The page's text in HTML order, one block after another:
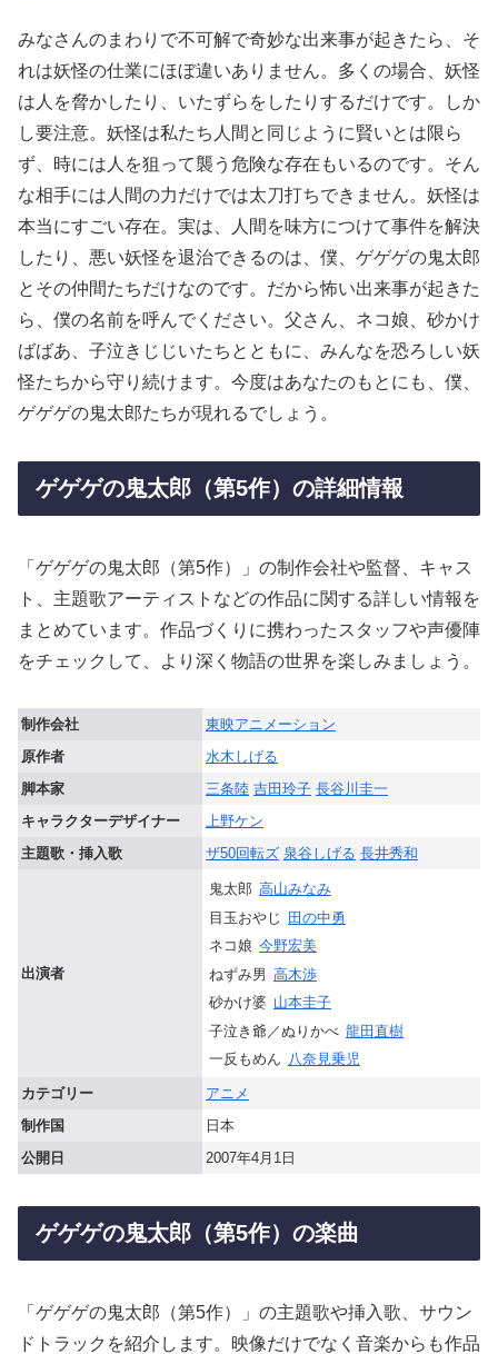
みなさんのまわりで不可解で奇妙な出来事が起きたら、そ
れは妖怪の仕業にほぼ違いありません。多くの場合、妖怪
は人を脅かしたり、いたずらをしたりするだけです。しか
し要注意。妖怪は私たち人間と同じように賢いとは限ら
ず、時には人を狙って襲う危険な存在もいるのです。そん
な相手には人間の力だけでは太刀打ちできません。妖怪は
本当にすごい存在。実は、人間を味方につけて事件を解決
したり、悪い妖怪を退治できるのは、僕、ゲゲゲの鬼太郎
とその仲間たちだけなのです。だから怖い出来事が起きた
ら、僕の名前を呼んでください。父さん、ネコ娘、砂かけ
ばばあ、子泣きじじいたちとともに、みんなを恐ろしい妖
怪たちから守り続けます。今度はあなたのもとにも、僕、
ゲゲゲの鬼太郎たちが現れるでしょう。
ゲゲゲの鬼太郎（第5作）の詳細情報
「ゲゲゲの鬼太郎（第5作）」の制作会社や監督、キャス
ト、主題歌アーティストなどの作品に関する詳しい情報を
まとめています。作品づくりに携わったスタッフや声優陣
をチェックして、より深く物語の世界を楽しみましょう。
制作会社
東映アニメーション
原作者
水木しげる
脚本家
三条陸 吉田玲子 長谷川圭一
キャラクターデザイナー
上野ケン
主題歌・挿入歌
ザ50回転ズ 泉谷しげる 長井秀和
出演者
鬼太郎 高山みなみ
目玉おやじ 田の中勇
ネコ娘 今野宏美
ねずみ男 高木渉
砂かけ婆 山本圭子
子泣き爺／ぬりかべ 龍田直樹
一反もめん 八奈見乗児
カテゴリー
アニメ
制作国
日本
公開日
2007年4月1日
ゲゲゲの鬼太郎（第5作）の楽曲
「ゲゲゲの鬼太郎（第5作）」の主題歌や挿入歌、サウン
ドトラックを紹介します。映像だけでなく音楽からも作品